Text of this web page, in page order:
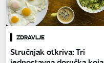
ZDRAVLJE
Stručnjak otkriva: Tri